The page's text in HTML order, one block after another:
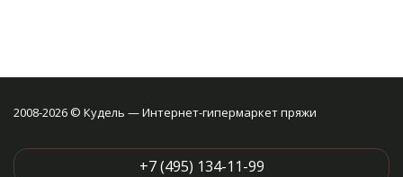
2008-2026 © Кудель — Интернет-гипермаркет пряжи
+7 (495) 134-11-99